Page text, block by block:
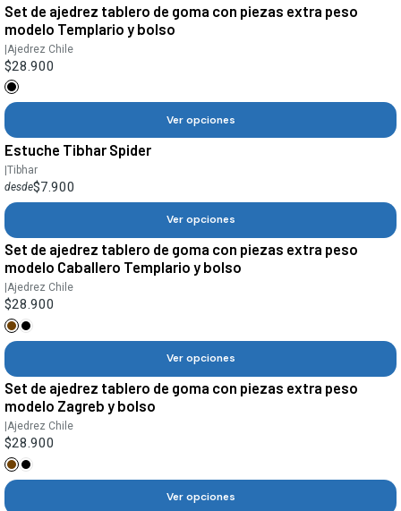
Set de ajedrez tablero de goma con piezas extra peso
modelo Templario y bolso
|Ajedrez Chile
$28.900
Ver opciones
Estuche Tibhar Spider
|Tibhar
desde$7.900
Ver opciones
Set de ajedrez tablero de goma con piezas extra peso
modelo Caballero Templario y bolso
|Ajedrez Chile
$28.900
Ver opciones
Set de ajedrez tablero de goma con piezas extra peso
modelo Zagreb y bolso
|Ajedrez Chile
$28.900
Ver opciones